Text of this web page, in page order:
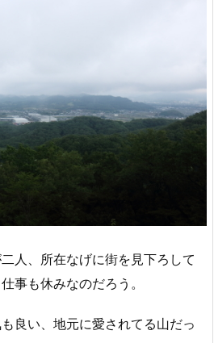
人、所在なげに街を見下ろして
事も休みなのだろう。
良い、地元に愛されてる山だっ